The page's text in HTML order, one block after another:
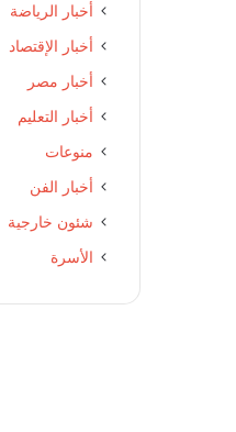
أخبار الرياضة
أخبار الإقتصاد
أخبار مصر
أخبار التعليم
منوعات
أخبار الفن
شئون خارجية
الأسرة